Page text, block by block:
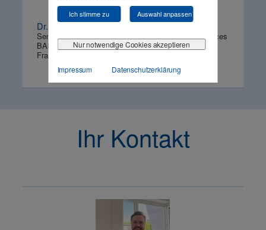
Ich stimme zu Auswahl anpassen
Nur notwendige Cookies akzeptieren
Impressum Datenschutzerklärung
Dr. Tilmann Hezel
Senior Vice President Infrastructure and Plant Services
BASF SE
Frankenthal
Ihr Kontakt